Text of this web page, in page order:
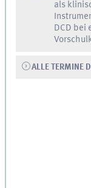
als
DCD bei
ALLE TERMINE